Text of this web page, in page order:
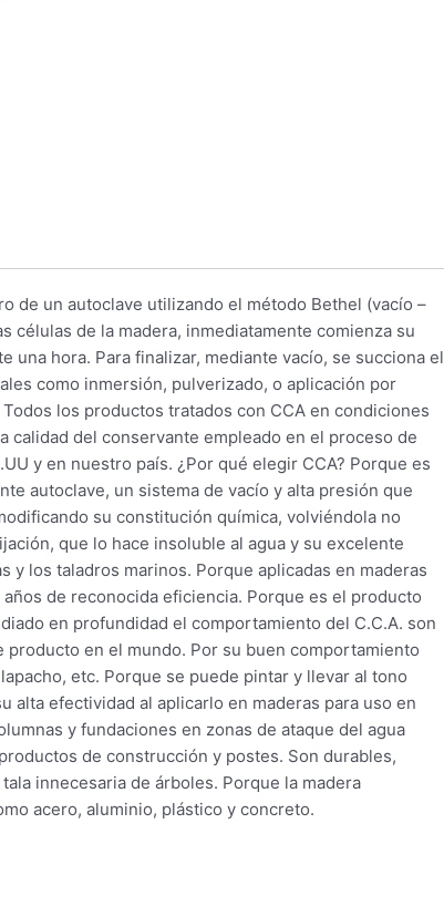
de un autoclave utilizando el método Bethel (vacío –
células de la madera, inmediatamente comienza su
una hora. Para finalizar, mediante vacío, se succiona el
como inmersión, pulverizado, o aplicación por
los productos tratados con CCA en condiciones
calidad del conservante empleado en el proceso de
y en nuestro país. ¿Por qué elegir CCA? Porque es
autoclave, un sistema de vacío y alta presión que
su constitución química, volviéndola no
que lo hace insoluble al agua y su excelente
los taladros marinos. Porque aplicadas en maderas
de reconocida eficiencia. Porque es el producto
en profundidad el comportamiento del C.C.A. son
en el mundo. Por su buen comportamiento
etc. Porque se puede pintar y llevar al tono
alta efectividad al aplicarlo en maderas para uso en
y fundaciones en zonas de ataque del agua
de construcción y postes. Son durables,
innecesaria de árboles. Porque la madera
acero, aluminio, plástico y concreto.